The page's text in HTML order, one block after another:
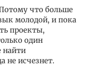
что больше
молодой, и пока
проекты,
один
найти
не исчезнет.